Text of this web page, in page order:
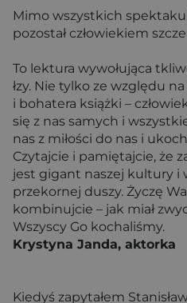
Mimo wszystkich
pozostał człowiekiem
To lektura wywołująca
łzy. Nie tylko ze względu
i bohatera książki –
się z nas samych i
nas z miłości do nas i
Czytajcie i pamiętajcie, że
jest gigant naszej kultury i
przekornej duszy. Życzę
kombinujcie – jak miał
Wszyscy Go kochaliśmy.
Krystyna Janda, aktorka
Kiedyś zapytałem